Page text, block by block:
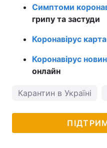
Симптоми
грипу та застуди
Коронавірус карта
Коронавірус
онлайн
Карантин в Україні